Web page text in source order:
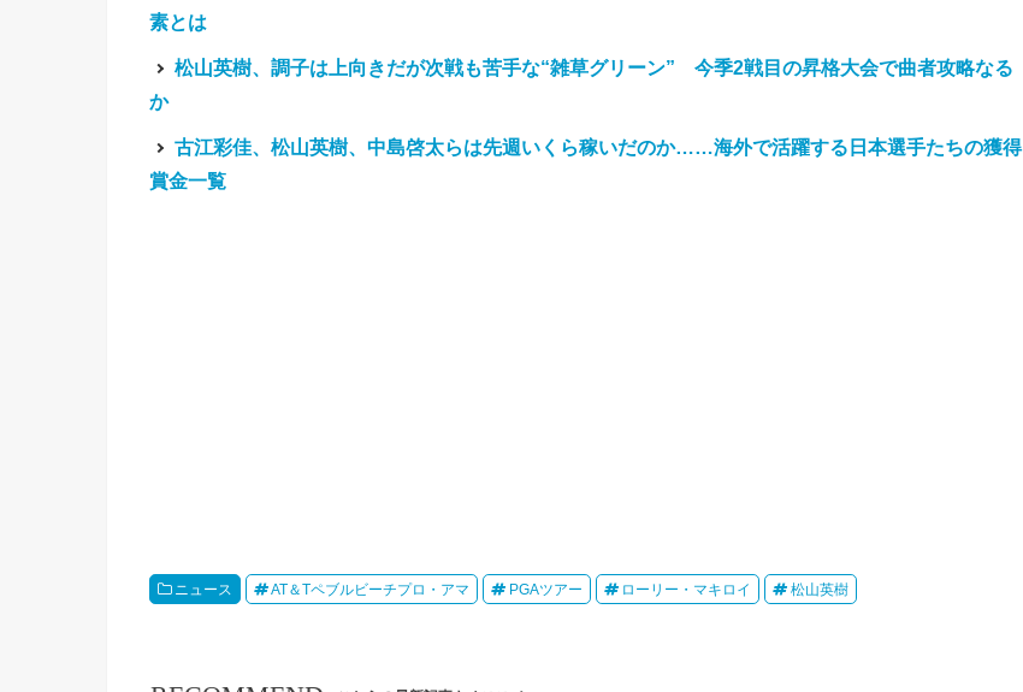
素とは
松山英樹、調子は上向きだが次戦も苦手な“雑草グリーン” 今季2戦目の昇格大会で曲者攻略なる
か
古江彩佳、松山英樹、中島啓太らは先週いくら稼いだのか……海外で活躍する日本選手たちの獲得
賞金一覧
ニュース AT＆Tペブルビーチプロ・アマ PGAツアー ローリー・マキロイ 松山英樹